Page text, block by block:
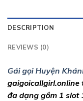
DESCRIPTION
REVIEWS (0)
Gái gọi Huyện
gaigoicallgirl.online
đa dạng gồm 1 slot